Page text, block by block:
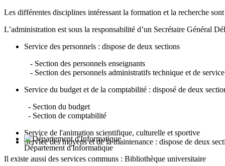
Département d'Informatique
Les différentes disciplines intéressant la formation et la recherche
L’administration est sous la responsabilité d’un Secrétaire Général
Service des personnels : dispose de deux sections
- Section des personnels enseignants
- Section des personnels administratifs technique et de service
Service du budget et de la comptabilité : disposé de deux
- Section du budget
- Section de comptabilité
Service de l'animation scientifique, culturelle et sportive
Service des moyens et de la maintenance : dispose de deux
Il existe aussi des services communs : Bibliothèque universitaire